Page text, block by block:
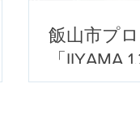
飯山市プ
「IIYAMA